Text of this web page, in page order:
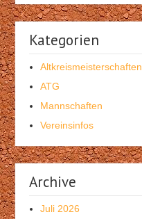
Kategorien
Altkreismeisterschaften
ATG
Mannschaften
Vereinsinfos
Archive
Juli 2026